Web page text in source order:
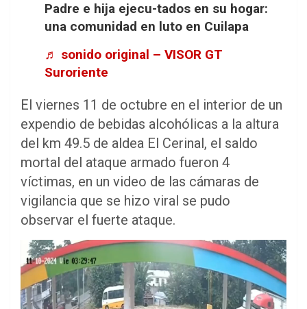
Padre e hija ejecu-tados en su hogar:
una comunidad en luto en Cuilapa
♬ sonido original – VISOR GT
Suroriente
El viernes 11 de octubre en el interior de un
expendio de bebidas alcohólicas a la altura
del km 49.5 de aldea El Cerinal, el saldo
mortal del ataque armado fueron 4
víctimas, en un video de las cámaras de
vigilancia que se hizo viral se pudo
observar el fuerte ataque.